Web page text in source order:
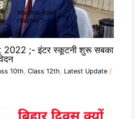
;- इंटर स्कूटनी शुरू सबका
10th, Class 12th, Latest Update/